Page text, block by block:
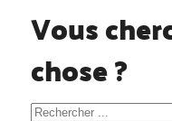
Vous
chose ?
Rechercher